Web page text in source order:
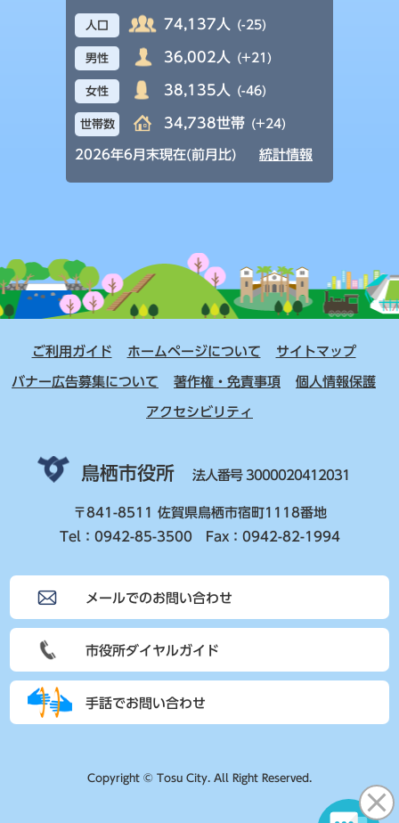
人口 74,137人 (-25)
男性 36,002人 (+21)
女性 38,135人 (-46)
世帯数 34,738世帯 (+24)
2026年6月末現在(前月比) 統計情報
ご利用ガイド ホームページについて サイトマップ
バナー広告募集について 著作権・免責事項 個人情報保護
アクセシビリティ
鳥栖市役所 法人番号 3000020412031
〒841-8511 佐賀県鳥栖市宿町1118番地
Tel：0942-85-3500 Fax：0942-82-1994
メールでのお問い合わせ
市役所ダイヤルガイド
手話でお問い合わせ
Copyright © Tosu City. All Right Reserved.